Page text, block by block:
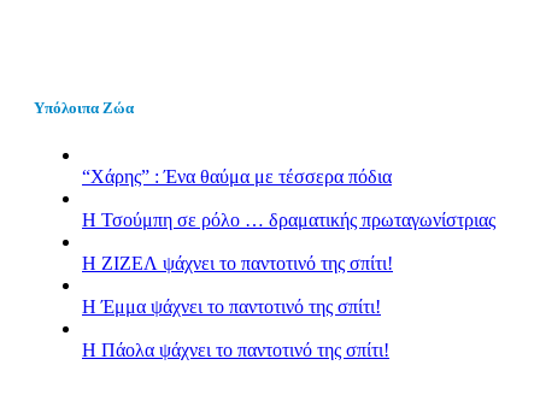
Υπόλοιπα Ζώα
“Χάρης” : Ένα θαύμα με τέσσερα πόδια
H Τσούμπη σε ρόλο … δραματικής πρωταγωνίστριας
Η ΖΙΖΕΛ ψάχνει το παντοτινό της σπίτι!
H Έμμα ψάχνει το παντοτινό της σπίτι!
Η Πάολα ψάχνει το παντοτινό της σπίτι!